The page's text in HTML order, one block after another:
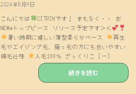
2024年8月9日
こんにちは
CITRINです！ まもなく・・ お
NEW⭐︎トップピース リリース予定です＞＜
暑い時期に嬉しい薄型柔らかベース
再生
毛やエイジング毛、猫っ毛の方にも合いやすい
細毛仕様
人毛100％ ざっくりこ […]
続きを読む